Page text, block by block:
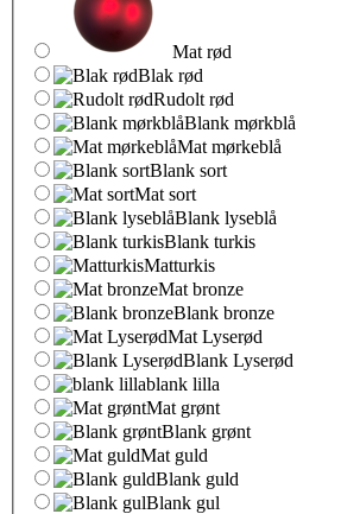
Mat rød
Blak rød
Rudolt rød
Blank mørkblå
Mat mørkeblå
Blank sort
Mat sort
Blank lyseblå
Blank turkis
Matturkis
Mat bronze
Blank bronze
Mat Lyserød
Blank Lyserød
blank lilla
Mat grønt
Blank grønt
Mat guld
Blank guld
Blank gul